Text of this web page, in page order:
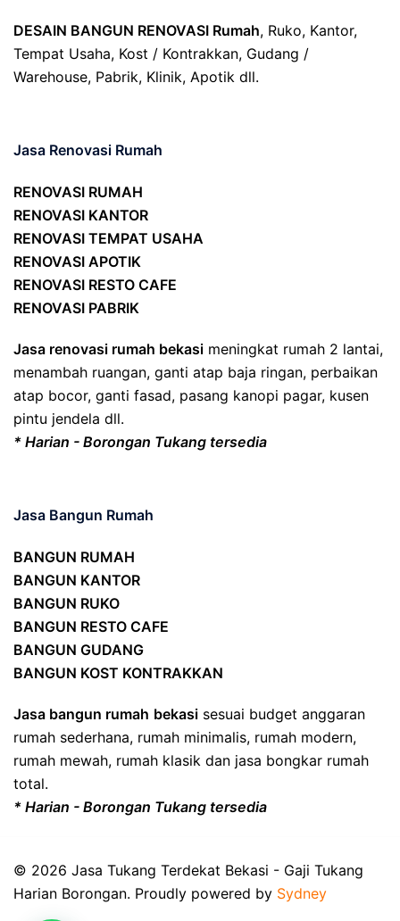
DESAIN BANGUN RENOVASI Rumah, Ruko, Kantor,
Tempat Usaha, Kost / Kontrakkan, Gudang /
Warehouse, Pabrik, Klinik, Apotik dll.
Jasa Renovasi Rumah
RENOVASI RUMAH
RENOVASI KANTOR
RENOVASI TEMPAT USAHA
RENOVASI APOTIK
RENOVASI RESTO CAFE
RENOVASI PABRIK
Jasa renovasi rumah bekasi meningkat rumah 2 lantai,
menambah ruangan, ganti atap baja ringan, perbaikan
atap bocor, ganti fasad, pasang kanopi pagar, kusen
pintu jendela dll.
* Harian - Borongan Tukang tersedia
Jasa Bangun Rumah
BANGUN RUMAH
BANGUN KANTOR
BANGUN RUKO
BANGUN RESTO CAFE
BANGUN GUDANG
BANGUN KOST KONTRAKKAN
Jasa bangun rumah bekasi sesuai budget anggaran
rumah sederhana, rumah minimalis, rumah modern,
rumah mewah, rumah klasik dan jasa bongkar rumah
total.
* Harian - Borongan Tukang tersedia
© 2026 Jasa Tukang Terdekat Bekasi - Gaji Tukang
Harian Borongan. Proudly powered by Sydney